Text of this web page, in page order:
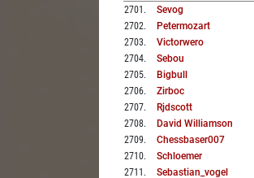
2701 . Sevog
2702. Petermozart
2703. Victorwero
2704. Sebou
2705. Bigbull
2706. Zirboc
2707. Rjdscott
2708. David Williamson
2709. Chessbaser007
2710. Schloemer
2711 . Sebastian_vogel